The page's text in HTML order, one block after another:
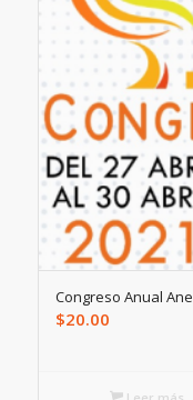
Congreso Anual
$20.00